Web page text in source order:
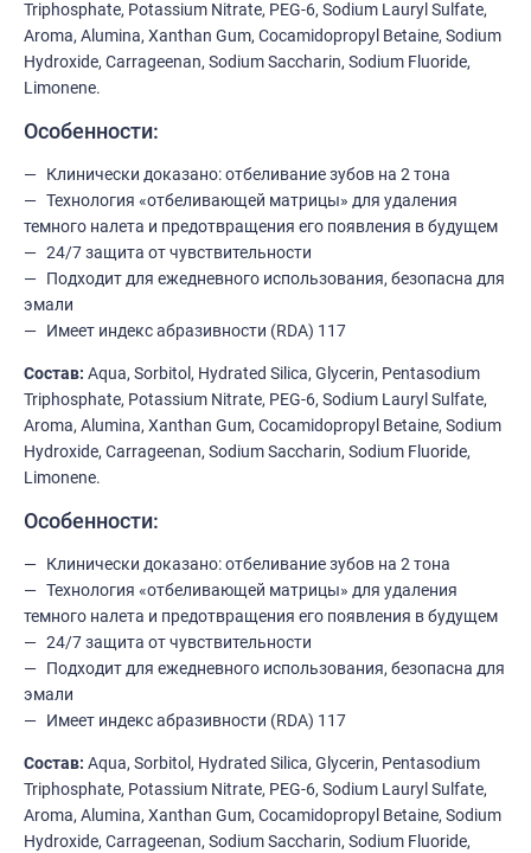
Triphosphate, Potassium Nitrate, PEG-6, Sodium Lauryl Sulfate,
Aroma, Alumina, Xanthan Gum, Cocamidopropyl Betaine, Sodium
Hydroxide, Carrageenan, Sodium Saccharin, Sodium Fluoride,
Limonene.
Особенности:
Клинически доказано: отбеливание зубов на 2 тона
Технология «отбеливающей матрицы» для удаления
темного налета и предотвращения его появления в будущем
24/7 защита от чувствительности
Подходит для ежедневного использования, безопасна для
эмали
Имеет индекс абразивности (RDA) 117
Состав: Aqua, Sorbitol, Hydrated Silica, Glycerin, Pentasodium
Triphosphate, Potassium Nitrate, PEG-6, Sodium Lauryl Sulfate,
Aroma, Alumina, Xanthan Gum, Cocamidopropyl Betaine, Sodium
Hydroxide, Carrageenan, Sodium Saccharin, Sodium Fluoride,
Limonene.
Особенности:
Клинически доказано: отбеливание зубов на 2 тона
Технология «отбеливающей матрицы» для удаления
темного налета и предотвращения его появления в будущем
24/7 защита от чувствительности
Подходит для ежедневного использования, безопасна для
эмали
Имеет индекс абразивности (RDA) 117
Состав: Aqua, Sorbitol, Hydrated Silica, Glycerin, Pentasodium
Triphosphate, Potassium Nitrate, PEG-6, Sodium Lauryl Sulfate,
Aroma, Alumina, Xanthan Gum, Cocamidopropyl Betaine, Sodium
Hydroxide, Carrageenan, Sodium Saccharin, Sodium Fluoride,